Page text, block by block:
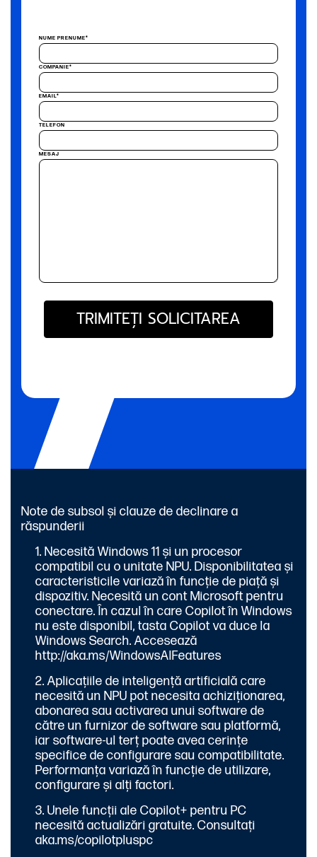
NUME PRENUME*
COMPANIE*
EMAIL*
TELEFON
MESAJ
TRIMITEȚI SOLICITAREA
Note de subsol și clauze de declinare a
răspunderii
Necesită Windows 11 și un procesor
compatibil cu o unitate NPU. Disponibilitatea și
caracteristicile variază în funcție de piață și
dispozitiv. Necesită un cont Microsoft pentru
conectare. În cazul în care Copilot în Windows
nu este disponibil, tasta Copilot va duce la
Windows Search. Accesează
http://aka.ms/WindowsAIFeatures
Aplicațiile de inteligență artificială care
necesită un NPU pot necesita achiziționarea,
abonarea sau activarea unui software de
către un furnizor de software sau platformă,
iar software-ul terț poate avea cerințe
specifice de configurare sau compatibilitate.
Performanța variază în funcție de utilizare,
configurare și alți factori.
Unele funcții ale Copilot+ pentru PC
necesită actualizări gratuite. Consultați
aka.ms/copilotpluspc